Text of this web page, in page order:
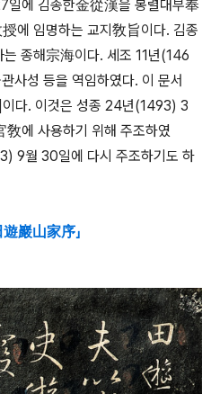
에 김종한金從漢을 봉렬대부奉
에 임명하는 교지敎旨이다. 김종
종해宗海이다. 세조 11년(146
사성 등을 역임하였다. 이 문서
다. 이것은 성종 24년(1493) 3
에 사용하기 위해 주조하였
9월 30일에 다시 주조하기도 하
遊巖山家序」